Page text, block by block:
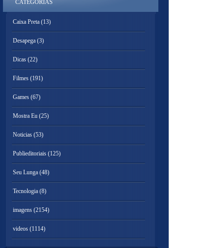
CATEGORIAS
Caixa Preta (13)
Desapega (3)
Dicas (22)
Filmes (191)
Games (67)
Mostra Eu (25)
Noticias (53)
Publieditoriais (125)
Seu Lunga (48)
Tecnologia (8)
imagens (2154)
videos (1114)